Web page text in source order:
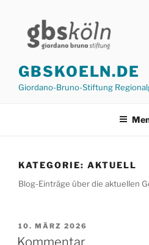
springen
GBSKOELN.DE
Giordano-Bruno-Stiftung
KATEGORIE: AKTUELL
Blog-Einträge über die aktuellen
VERÖFFENTLICHT
AM
10. MÄRZ 2026